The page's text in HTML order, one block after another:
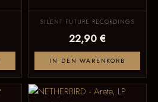
SILENT FUTURE RECORDINGS
22,90 €
IN DEN WARENKORB